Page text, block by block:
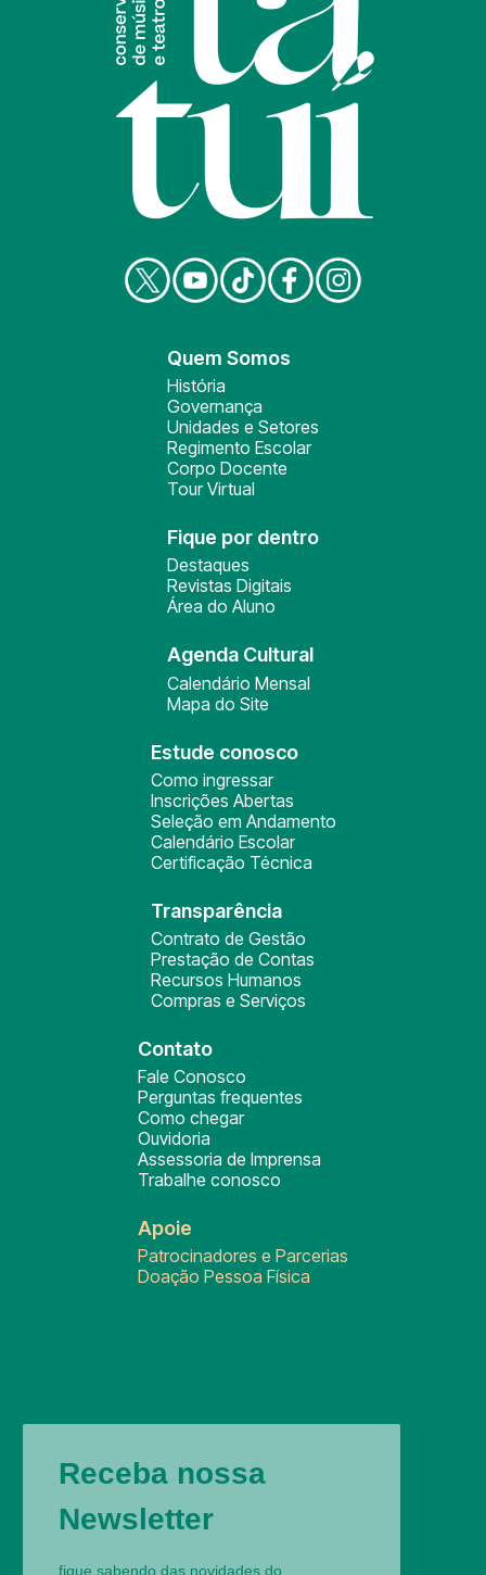
Quem Somos
História
Governança
Unidades e Setores
Regimento Escolar
Corpo Docente
Tour Virtual
Fique por dentro
Destaques
Revistas Digitais
Área do Aluno
Agenda Cultural
Calendário Mensal
Mapa do Site
Estude conosco
Como ingressar
Inscrições Abertas
Seleção em Andamento
Calendário Escolar
Certificação Técnica
Transparência
Contrato de Gestão
Prestação de Contas
Recursos Humanos
Compras e Serviços
Contato
Fale Conosco
Perguntas frequentes
Como chegar
Ouvidoria
Assessoria de Imprensa
Trabalhe conosco
Apoie
Patrocinadores e Parcerias
Doação Pessoa Física